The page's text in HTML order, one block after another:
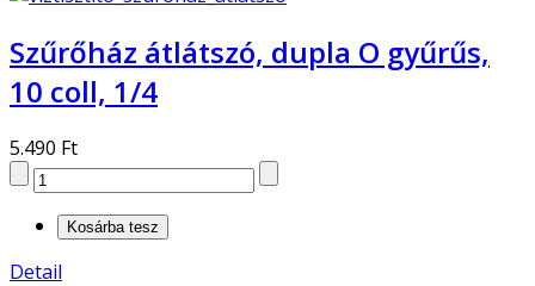
Szűrőház átlátszó, dupla O gyűrűs,
10 coll, 1/4
5.490 Ft
Detail